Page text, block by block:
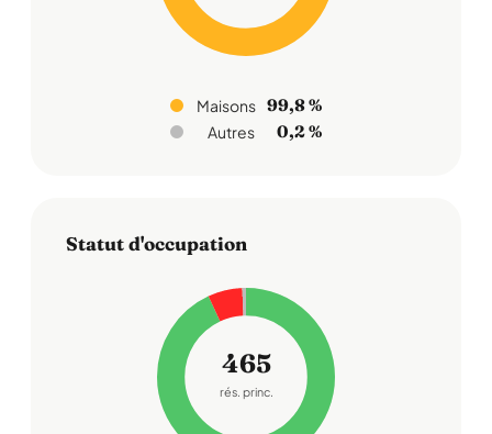
Maisons 99,8 %
Autres 0,2 %
Statut d'occupation
465
rés. princ.